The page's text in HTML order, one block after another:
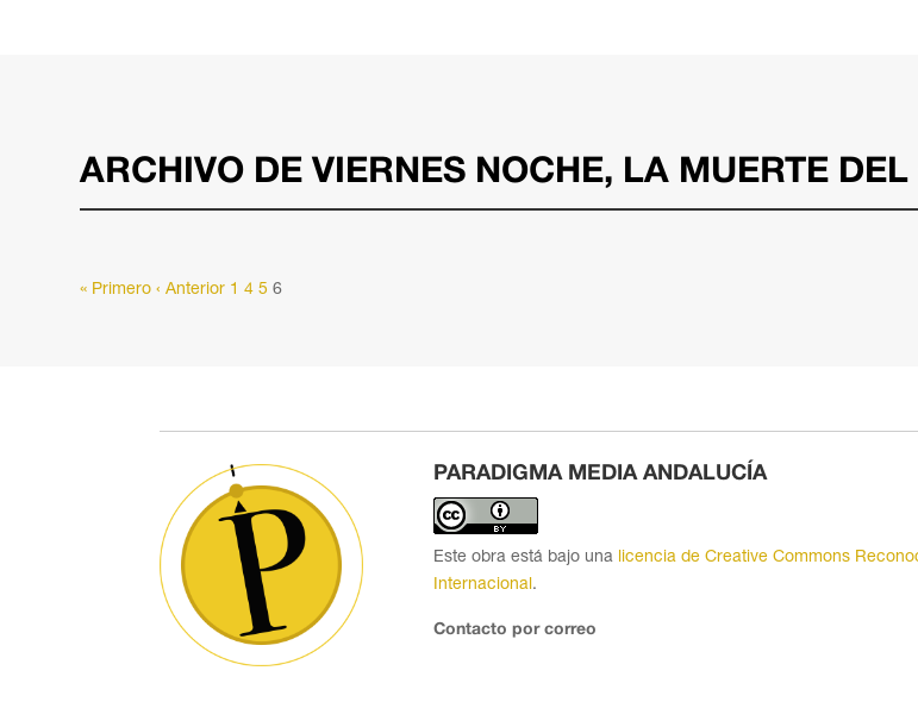
ARCHIVO DE VIERNES NOCHE, LA MUERTE DEL
« Primero ‹ Anterior 1 4 5 6
PARADIGMA MEDIA ANDALUCÍA
Este obra está bajo una licencia de Creative Commons
Internacional.
Contacto por correo